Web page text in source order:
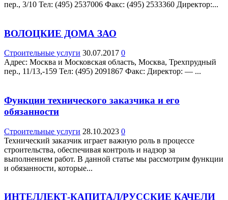
пер., 3/10 Teл: (495) 2537006 Факс: (495) 2533360 Директор:...
ВОЛОЦКИЕ ДОМА ЗАО
Строительные услуги 30.07.2017 0
Адрес: Москва и Московская область, Москва, Трехпрудный
пер., 11/13,-159 Teл: (495) 2091867 Факс: Директор: — ...
Функции технического заказчика и его
обязанности
Строительные услуги 28.10.2023 0
Технический заказчик играет важную роль в процессе
строительства, обеспечивая контроль и надзор за
выполнением работ. В данной статье мы рассмотрим функции
и обязанности, которые...
ИНТЕЛЛЕКТ-КАПИТАЛ/РУССКИЕ КАЧЕЛИ